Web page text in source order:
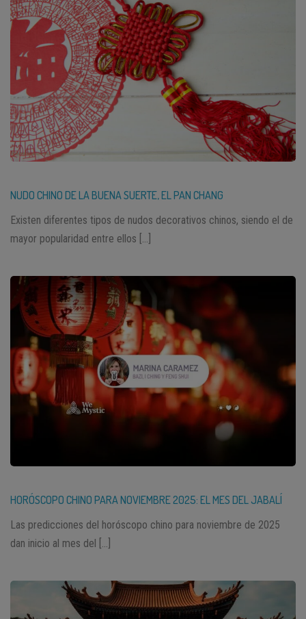
NUDO CHINO DE LA BUENA SUERTE, EL PAN CHANG
Existen diferentes tipos de nudos decorativos chinos, siendo el de
mayor popularidad entre ellos […]
HORÓSCOPO CHINO PARA NOVIEMBRE 2025: EL MES DEL JABALÍ
Las predicciones del horóscopo chino para noviembre de 2025
dan inicio al mes del […]